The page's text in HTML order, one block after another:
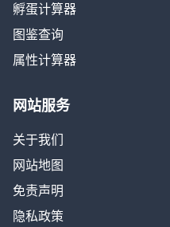
孵蛋计算器
图鉴查询
属性计算器
网站服务
关于我们
网站地图
免责声明
隐私政策